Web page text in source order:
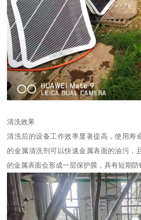
清洗效果
清洗后的设备工作效率显著提高，使用寿
的金属清洗剂可以快速金属表面的油污，
的金属表面会形成一层保护膜，具有短期防